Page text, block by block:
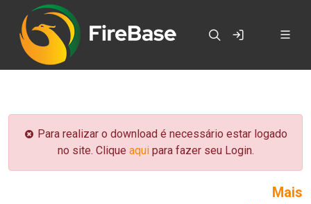
Para realizar o download é necessário estar logado
no site. Clique aquipara fazer seu Login.
Mais